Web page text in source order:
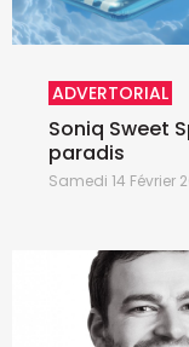
ADVERTORIAL
Soniq Sweet
paradis
Samedi 14 Février